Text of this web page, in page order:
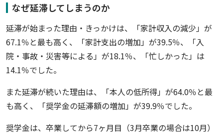
なぜ延滞してしまうのか
延滞が始まった理由・きっかけは、「家計収入の減少」が
67.1％と最も高く、「家計支出の増加」が39.5％、「入
院・事故・災害等による」が18.1％、「忙しかった」は
14.1％でした。
また延滞が続いた理由は、「本人の低所得」が64.0％と最
も高く、「奨学金の延滞額の増加」が39.9％でした。
奨学金は、卒業してから7ヶ月目（3月卒業の場合は10月）